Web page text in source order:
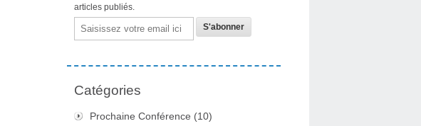
articles publiés.
Email
Catégories
Prochaine Conférence (10)